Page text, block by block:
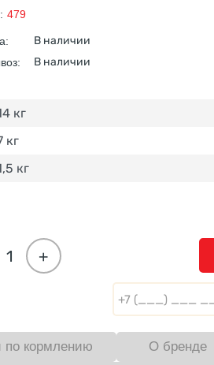
479
В наличии
В наличии
кг
кг
кг
+
по кормлению О бренде